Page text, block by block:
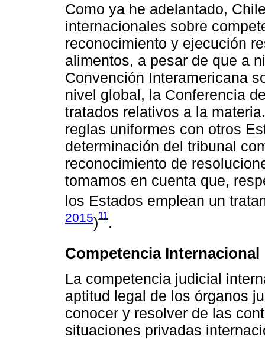
Como ya he adelantado,
internacionales sobre
reconocimiento y ejecución
alimentos, a pesar de que a
Convención Interamericana
nivel global, la Conferencia
tratados relativos a la
reglas uniformes con otros
determinación del tribunal
reconocimiento de
tomamos en cuenta que,
los Estados emplean un
2015)11.
Competencia Internacional
La competencia judicial
aptitud legal de los órganos
conocer y resolver de las
situaciones privadas